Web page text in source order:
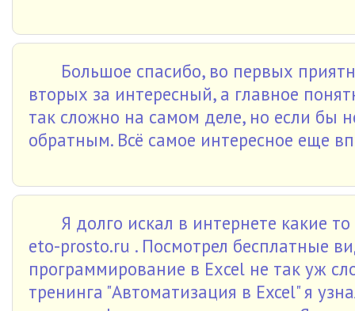
Большое спасибо, во первых
вторых за интересный, а главное
так сложно на самом деле, но если
обратным. Всё самое интересное еще
Я долго искал в интернете какие
eto-prosto.ru . Посмотрел бесплатные
программирование в Exсеl не так уж
тренинга "Автоматизация в Excel" я